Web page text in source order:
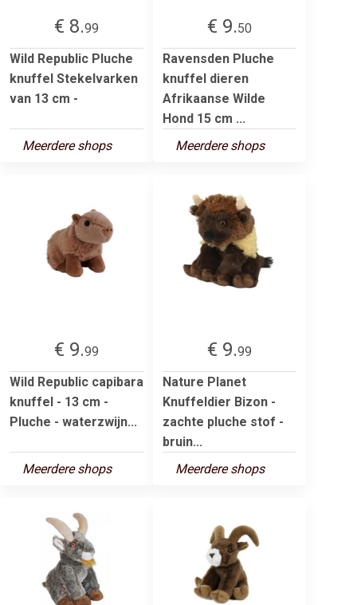
€ 8.99
Wild Republic Pluche
knuffel Stekelvarken
van 13 cm -
Meerdere shops
€ 9.50
Ravensden Pluche
knuffel dieren
Afrikaanse Wilde
Hond 15 cm ...
Meerdere shops
€ 9.99
Wild Republic capibara
knuffel - 13 cm -
Pluche - waterzwijn...
Meerdere shops
€ 9.99
Nature Planet
Knuffeldier Bizon -
zachte pluche stof -
bruin...
Meerdere shops